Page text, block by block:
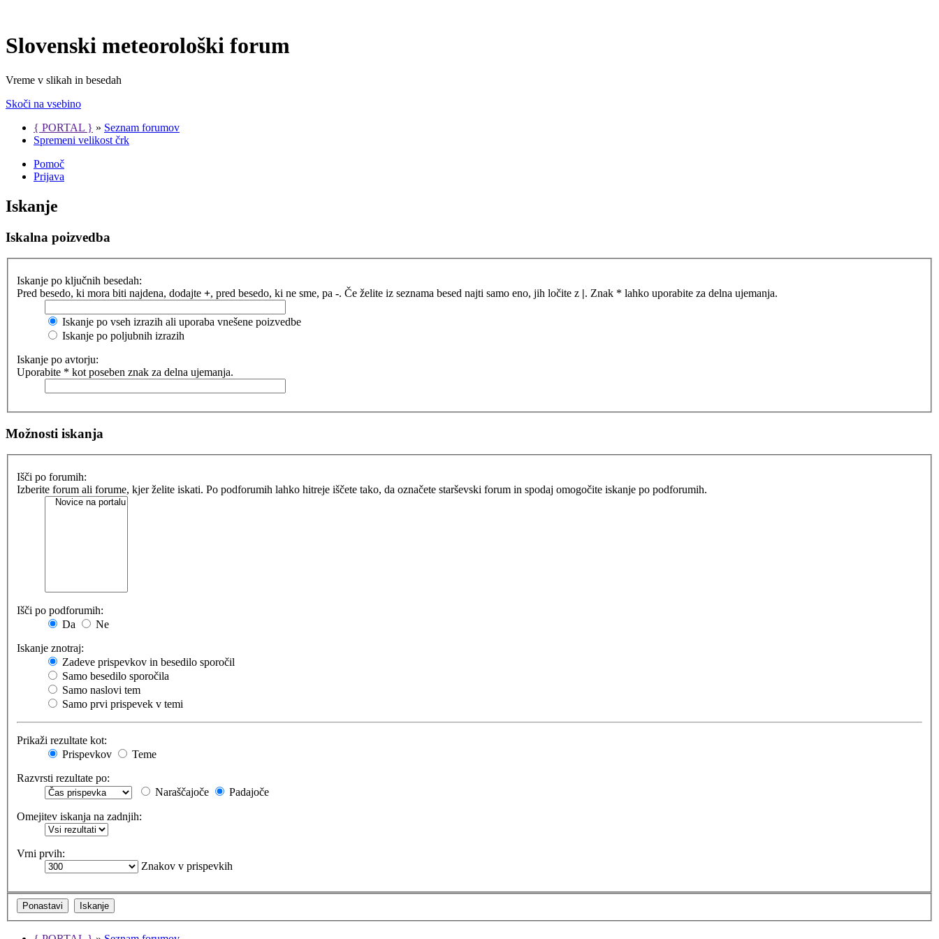
Slovenski meteorološki forum
Vreme v slikah in besedah
Skoči na vsebino
{ PORTAL } » Seznam forumov
Spremeni velikost črk
Pomoč
Prijava
Iskanje
Iskalna poizvedba
Iskanje po ključnih besedah:
Pred besedo, ki mora biti najdena, dodajte +, pred besedo, ki ne sme, pa -. Če želite iz seznama besed najti samo eno, jih ločite z |. Znak * lahko uporabite za delna ujemanja.
Iskanje po vseh izrazih ali uporaba vnešene poizvedbe
Iskanje po poljubnih izrazih
Iskanje po avtorju:
Uporabite * kot poseben znak za delna ujemanja.
Možnosti iskanja
Išči po forumih:
Izberite forum ali forume, kjer želite iskati. Po podforumih lahko hitreje iščete tako, da označete starševski forum in spodaj omogočite iskanje po podforumih.
Išči po podforumih:
Da
Ne
Iskanje znotraj:
Zadeve prispevkov in besedilo sporočil
Samo besedilo sporočila
Samo naslovi tem
Samo prvi prispevek v temi
Prikaži rezultate kot:
Prispevkov
Teme
Razvrsti rezultate po:
Naraščajoče
Padajoče
Omejitev iskanja na zadnjih:
Vrni prvih:
Znakov v prispevkih